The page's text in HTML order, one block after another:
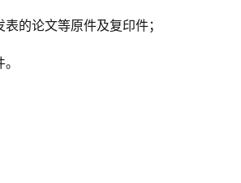
的论文等原件及复印件；